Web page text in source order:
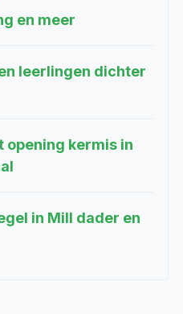
en meer
leerlingen dichter
kermis in
in Mill dader en